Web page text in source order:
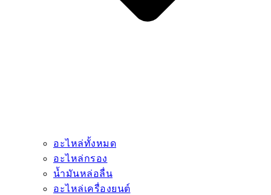
อะไหล่ทั้งหมด
อะไหล่กรอง
น้ำมันหล่อลื่น
อะไหล่เครื่องยนต์